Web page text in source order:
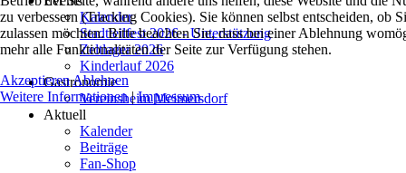
Kalender
Stadtteilfest 2026 - Unterstützung
Zeltlager 2026
Kinderlauf 2026
Gastronomie
Vereinsheim Meimersdorf
Aktuell
Kalender
Beiträge
Fan-Shop
zu verbessern (Tracking Cookies). Sie können selbst entscheiden, ob
zulassen möchten. Bitte beachten Sie, dass bei einer Ablehnung
mehr alle Funktionalitäten der Seite zur Verfügung stehen.
AkzeptierenAblehnen
Weitere Informationen|Impressum